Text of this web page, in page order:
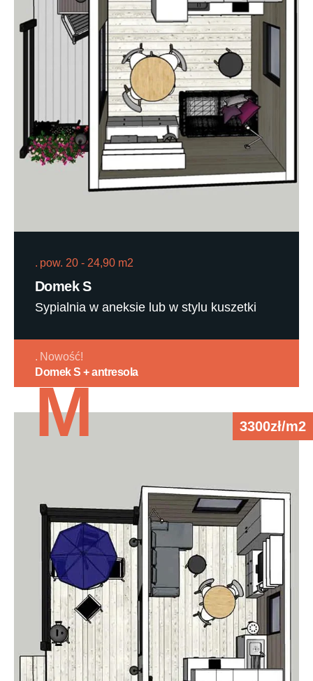
pow. 20 - 24,90 m2
Domek S
Sypialnia w aneksie lub w stylu kuszetki
Nowość!
Domek S + antresola
M 3300zł/m2